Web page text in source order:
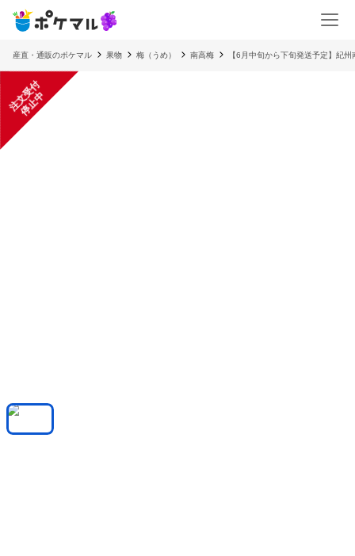
産直・通販のポケマル 果物 梅（うめ） 南高梅 【6月中旬から下旬発送予定】紀
注
文
受
付
停
止
中